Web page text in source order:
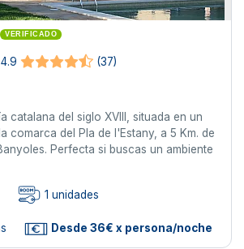
VERIFICADO
(37)
catalana del siglo XVIII, situada en un
comarca del Pla de l'Estany, a 5 Km. de
Perfecta si buscas un ambiente
1 unidades
Desde 36€ x persona/noche